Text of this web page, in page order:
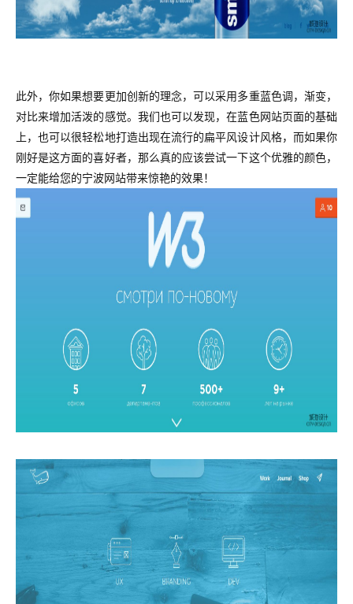
此外，你如果想要更加创新的理念，可以采用多重蓝色调，渐变，
对比来增加活泼的感觉。我们也可以发现，在蓝色网站页面的基础
上，也可以很轻松地打造出现在流行的扁平风设计风格，而如果你
刚好是这方面的喜好者，那么真的应该尝试一下这个优雅的颜色，
一定能给您的宁波网站带来惊艳的效果！